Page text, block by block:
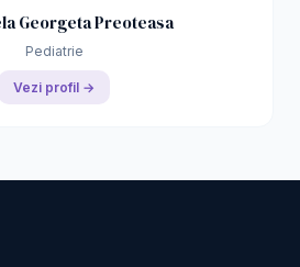
Georgeta Preoteasa
Pediatrie
Vezi profil →